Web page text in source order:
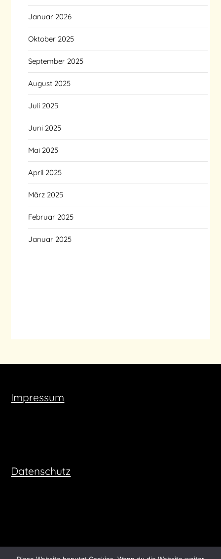
Januar 2026
Oktober 2025
September 2025
August 2025
Juli 2025
Juni 2025
Mai 2025
April 2025
März 2025
Februar 2025
Januar 2025
Impressum
Datenschutz